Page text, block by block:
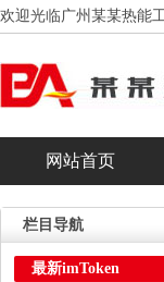
欢迎光临广州某某热能
网站首页
im钱包下载
栏目导航
最新imToken